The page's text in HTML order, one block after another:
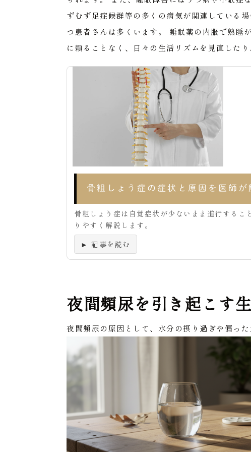
ずむず足症候群等の多くの病気が関連している
つ患者さんは多くいます。
睡眠薬の内服で熟睡
に頼ることなく、日々の生活リズムを見直した
骨粗しょう症の症状と原因を医師
骨粗しょう症は自覚症状が少ないまま進行する
りやすく解説します。
► 記事を読む
夜間頻尿を引き起こす
夜間頻尿の原因として、水分の摂り過ぎや偏っ